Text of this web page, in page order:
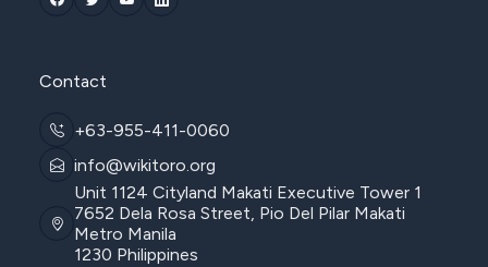
Contact
+63-955-411-0060
info@wikitoro.org
Unit 1124 Cityland Makati Executive Tower 1
7652 Dela Rosa Street, Pio Del Pilar Makati
Metro Manila
1230 Philippines